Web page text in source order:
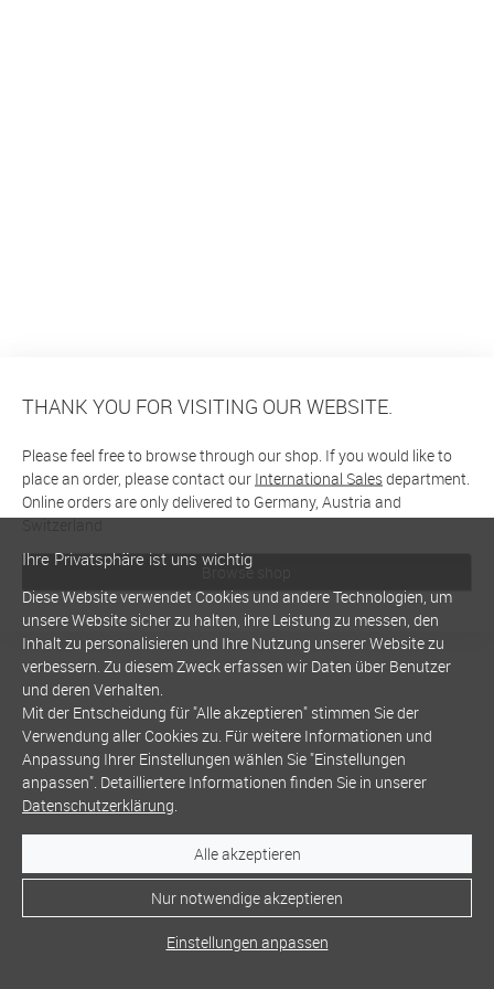
THANK YOU FOR VISITING OUR WEBSITE.
Please feel free to browse through our shop. If you would like to
place an order, please contact our International Salesdepartment.
Online orders are only delivered to Germany, Austria and
Switzerland
Browse shop
Ihre Privatsphäre ist uns wichtig
Diese Website verwendet Cookies und andere Technologien, um
unsere Website sicher zu halten, ihre Leistung zu messen, den
Inhalt zu personalisieren und Ihre Nutzung unserer Website zu
verbessern. Zu diesem Zweck erfassen wir Daten über Benutzer
und deren Verhalten.
Mit der Entscheidung für "Alle akzeptieren" stimmen Sie der
Verwendung aller Cookies zu. Für weitere Informationen und
Anpassung Ihrer Einstellungen wählen Sie "Einstellungen
anpassen". Detailliertere Informationen finden Sie in unserer
Datenschutzerklärung.
Alle akzeptieren
Nur notwendige akzeptieren
Einstellungen anpassen